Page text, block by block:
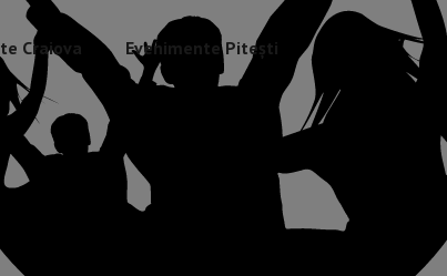
Craiova Evenimente Pitești